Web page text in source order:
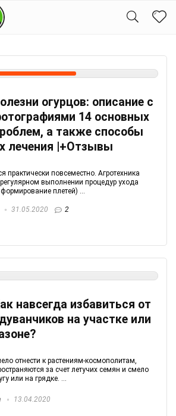
огурцов: описание с
14 основных
а также способы
лечения |+Отзывы
повсеместно. Агротехника
выполнении процедур ухода
плетей) ...
31.05.2020 2
навсегда избавиться от
на участке или
отнести к растениям-космополитам,
за счет летучих семян и смело
или на грядке. ...
13.04.2020